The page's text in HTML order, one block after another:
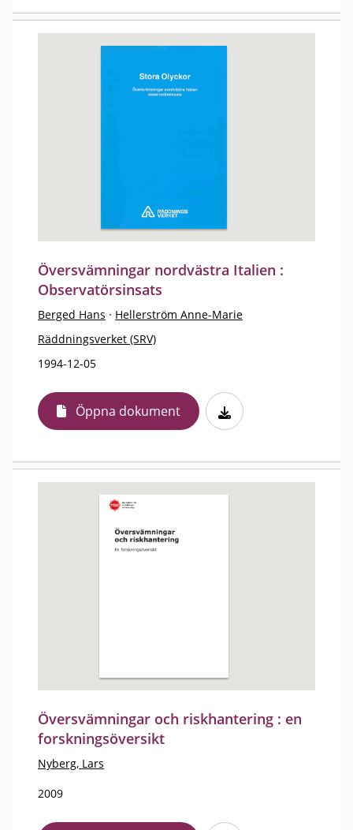
Översvämningar nordvästra Italien :
Observatörsinsats
Berged Hans · Hellerström Anne-Marie
Räddningsverket (SRV)
1994-12-05
Öppna dokument
Översvämningar och riskhantering : en
forskningsöversikt
Nyberg, Lars
2009